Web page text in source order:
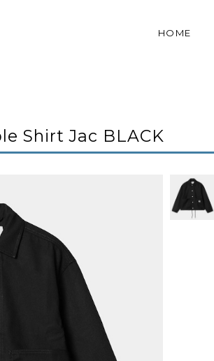
HOME
Shirt Jac BLACK